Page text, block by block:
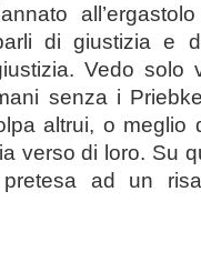
di giustizia e
Vedo solo
senza i
altrui, o meglio
verso di loro. Su
ad un